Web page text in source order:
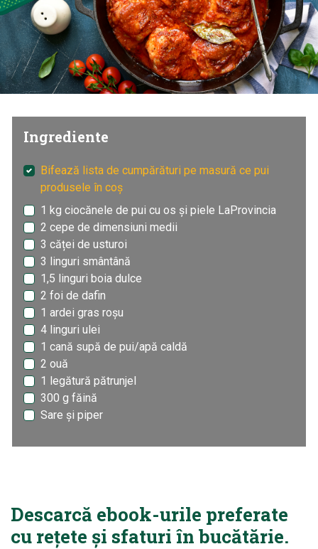
Ingrediente
Bifează lista de cumpărături pe masură ce pui
produsele în coș
1 kg ciocănele de pui cu os și piele LaProvincia
2 cepe de dimensiuni medii
3 căței de usturoi
3 linguri smântână
1,5 linguri boia dulce
2 foi de dafin
1 ardei gras roșu
4 linguri ulei
1 cană supă de pui/apă caldă
2 ouă
1 legătură pătrunjel
300 g făină
Sare și piper
Descarcă ebook-urile preferate
cu rețete și sfaturi în bucătărie.